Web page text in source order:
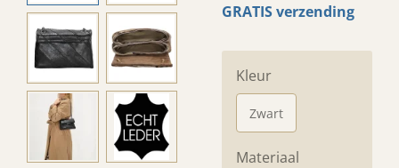
GRATIS verzending
Kleur
Zwart
Materiaal